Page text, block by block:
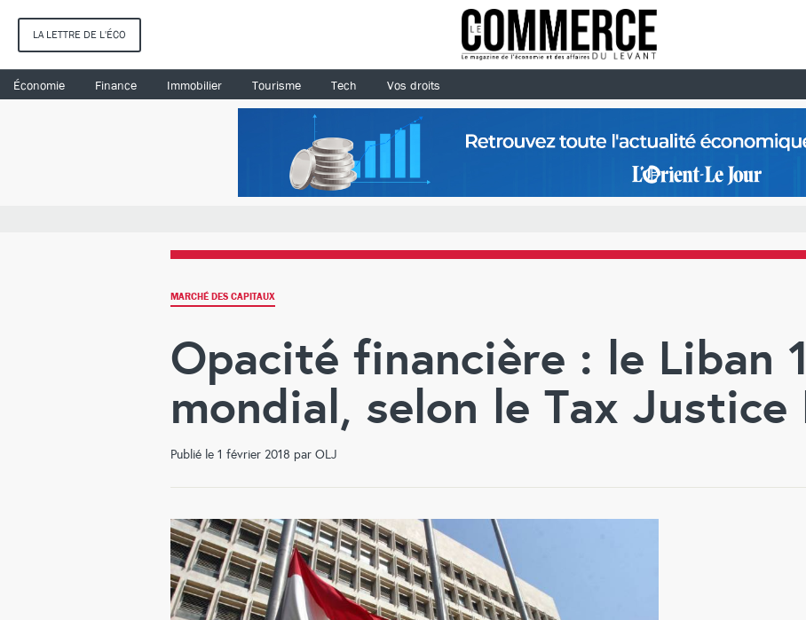
LA LETTRE DE L'ÉCO
Économie Finance Immobilier Tourisme Tech Vos droits
MARCHÉ DES CAPITAUX
Opacité financière : le Liban
mondial, selon le Tax
Publié le 1 février 2018 par OLJ